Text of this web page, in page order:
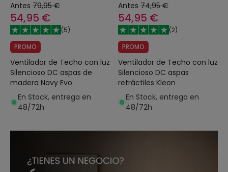
Antes 79,95 €
54,95 €
(5)
PROMO
Ventilador de Techo con luz
Silencioso DC aspas de
madera Navy Evo
En Stock, entrega en
48/72h
Antes 74,95 €
54,95 €
(2)
PROMO
Ventilador de Techo con luz
Silencioso DC aspas
retráctiles Kleon
En Stock, entrega en
48/72h